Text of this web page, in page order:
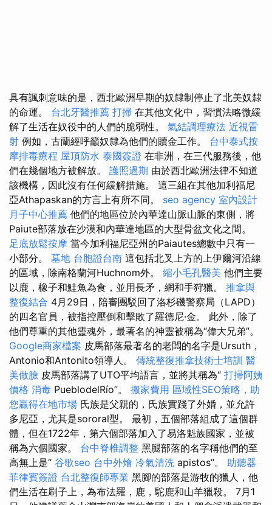
具有諷刺意味的是，西北歐洲早期的奴隸制停止了北美奴隸
的命運。 台北牙醫推薦 打掃 在其他文化中，習慣法略微緩
解了生活在奴役中的人們的脆弱性。 氣結調理療法 近視雷
射 例如，古蘭經呼籲奴隸為他們的贖金工作。 台中泰式按
摩排毒療程 屋頂防水 泰國簽證 在非洲，在三代服務後，他
們在幾個地方被解放。 護照過期 由於西北歐洲法律不知道
該機構，因此沒有任何緩解措施。 這三組在其他加利福尼
亞Athapaskan的方言上有所不同。 seo agency 室內設計
月子中心推薦 他們的地區位於內華達山脈山脈的東側，將
Paiute部落放在沙漠和內華達地區的大型骨盆文化之間。
足底放鬆按摩 當今加利福尼亞州的Paiautes總數中只有一
小部分。 墓地 台胞證台南 這包括北叉上方的上伊爾河沿線
的區域，除南格蘭河Huchnom外。 縮小毛孔醫美 他們主要
以鹿，橡子和鮭魚為食，並用長矛，網和手狩獵。 推拿與
整復結合 4月29日，陪審團駁回了洛杉磯警察局（LAPD）
的四名官員，被指控壓倒和擊敗了羅德尼·金。 此外，除了
他們尊重的其他靈魂外，最著名的神靈被稱為“偉大兄弟”。
Google商家檔案 皮馬部落最著名的老闆的名字是Ursuth，
Antonio和Antonito領導人。 傳統整復推拿技術士培訓 醫
美做臉 皮馬部落講了UTO平均語言，並將其稱為“ 打掃阿姨
價格 消毒 PueblodelRío”。 搬家費用 區域性SEO策略，助
您贏得在地市場 氏族是父親的，氏族實踐了外婚，並允許
多尼亞，尤其是sororal型。 最初，五個部落組成了這個群
體，但在1722年，第六個部落加入了易洛魁族國家，並被
稱為六個國家。 台中脊椎調整 黑腿部落的名字稱他們的至
高無上是“ 谷歌seo 台中外燴 冷氣清洗 apistos”。 助聽器
菲律賓簽證 台北整復師專業 黑腳的部落是游牧的獵人，他
們生活在刷子上，為布法羅，鹿，駝鹿和山羊獵殺。 7月1